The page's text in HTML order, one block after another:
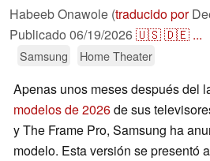
Habeeb Onawole (traducido por
Publicado 06/19/2026🇺🇸🇩🇪 ...
Samsung Home Theater
Apenas unos meses después del
modelos de 2026de sus
y The Frame Pro, Samsung ha
modelo. Esta versión se presentó